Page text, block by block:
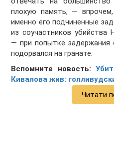
плохую память, —
именно его подчиненные
из соучастников
— при попытке задержания
подорвался на гранате.
Вспомните новость:
Кивалова жив:
Читати